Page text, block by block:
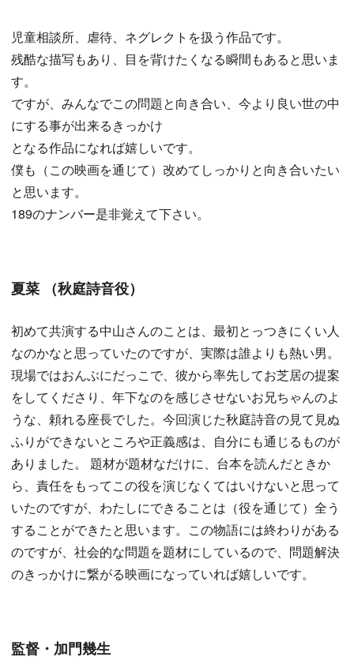
児童相談所、虐待、ネグレクトを扱う作品です。
残酷な描写もあり、目を背けたくなる瞬間もあると思いま
す。
ですが、みんなでこの問題と向き合い、今より良い世の中
にする事が出来るきっかけ
となる作品になれば嬉しいです。
僕も（この映画を通じて）改めてしっかりと向き合いたい
と思います。
189のナンバー是非覚えて下さい。
夏菜 （秋庭詩音役）
初めて共演する中山さんのことは、最初とっつきにくい人
なのかなと思っていたのですが、実際は誰よりも熱い男。
現場ではおんぶにだっこで、彼から率先してお芝居の提案
をしてくださり、年下なのを感じさせないお兄ちゃんのよ
うな、頼れる座長でした。今回演じた秋庭詩音の見て見ぬ
ふりができないところや正義感は、自分にも通じるものが
ありました。 題材が題材なだけに、台本を読んだときか
ら、責任をもってこの役を演じなくてはいけないと思って
いたのですが、わたしにできることは（役を通じて）全う
することができたと思います。この物語には終わりがある
のですが、社会的な問題を題材にしているので、問題解決
のきっかけに繋がる映画になっていれば嬉しいです。
監督・加門幾生